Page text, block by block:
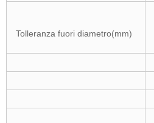
Tolleranza fuori diametro(mm)